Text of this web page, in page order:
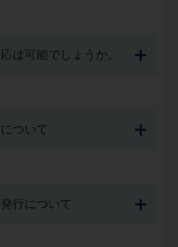
は可能でしょうか。
ついて
行について